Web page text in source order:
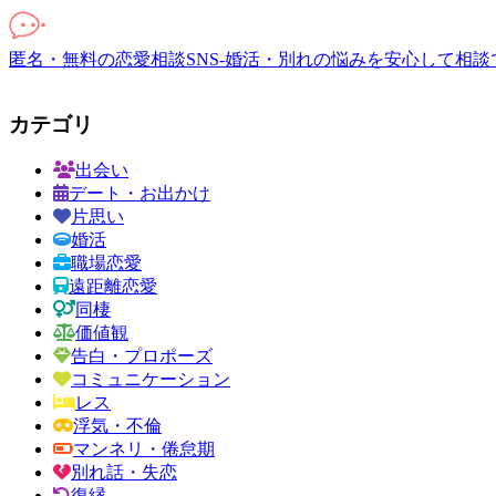
匿名・無料の恋愛相談SNS-婚活・別れの悩みを安心して相
カテゴリ
出会い
デート・お出かけ
片思い
婚活
職場恋愛
遠距離恋愛
同棲
価値観
告白・プロポーズ
コミュニケーション
レス
浮気・不倫
マンネリ・倦怠期
別れ話・失恋